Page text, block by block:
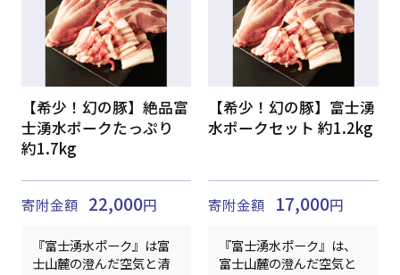
【希少！幻の豚】絶品富
士湧水ポークたっぷり
約1.7kg
寄附金額 22,000円
『富士湧水ポーク』は富
士山麓の澄んだ空気と清
【希少！幻の豚】富士湧
水ポークセット 約1.2kg
寄附金額 17,000円
『富士湧水ポーク』は、
富士山麓の澄んだ空気と